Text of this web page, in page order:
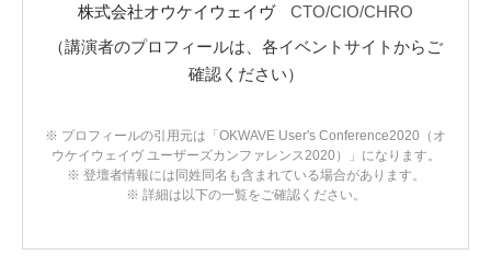
株式会社オウケイウェイヴ
CTO/CIO/CHRO
（講演者のプロフィールは、各イベントサイトからご
確認ください）
※ プロフィールの引用元は「OKWAVE User's Conference2020（オ
ウケイウェイヴ ユーザーズカンファレンス2020）」になります。
※ 登壇者情報には同姓同名も含まれている場合があります。
※ 詳細は以下の一覧をご確認ください。